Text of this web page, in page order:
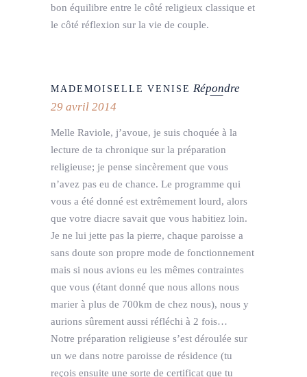
bon équilibre entre le côté religieux classique et
le côté réflexion sur la vie de couple.
MADEMOISELLE VENISE Répondre
29 avril 2014
Melle Raviole, j’avoue, je suis choquée à la
lecture de ta chronique sur la préparation
religieuse; je pense sincèrement que vous
n’avez pas eu de chance. Le programme qui
vous a été donné est extrêmement lourd, alors
que votre diacre savait que vous habitiez loin.
Je ne lui jette pas la pierre, chaque paroisse a
sans doute son propre mode de fonctionnement
mais si nous avions eu les mêmes contraintes
que vous (étant donné que nous allons nous
marier à plus de 700km de chez nous), nous y
aurions sûrement aussi réfléchi à 2 fois…
Notre préparation religieuse s’est déroulée sur
un we dans notre paroisse de résidence (tu
reçois ensuite une sorte de certificat que tu